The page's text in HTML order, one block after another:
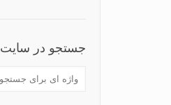
جستجو در سایت